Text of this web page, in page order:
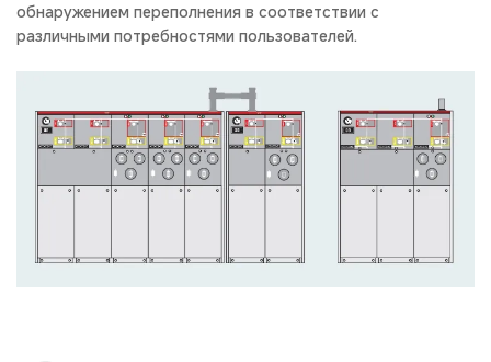
обнаружением переполнения в соответствии с
различными потребностями пользователей.